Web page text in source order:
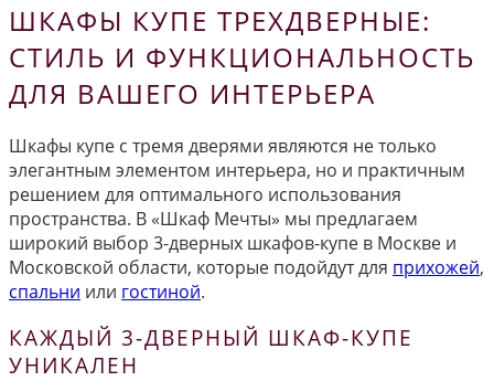
ШКАФЫ КУПЕ ТРЕХДВЕРНЫЕ:
СТИЛЬ И ФУНКЦИОНАЛЬНОСТЬ
ДЛЯ ВАШЕГО ИНТЕРЬЕРА
Шкафы купе с тремя дверями являются не только
элегантным элементом интерьера, но и практичным
решением для оптимального использования
пространства. В «Шкаф Мечты» мы предлагаем
широкий выбор 3-дверных шкафов-купе в Москве и
Московской области, которые подойдут для прихожей,
спальни или гостиной.
КАЖДЫЙ 3-ДВЕРНЫЙ ШКАФ-КУПЕ
УНИКАЛЕН